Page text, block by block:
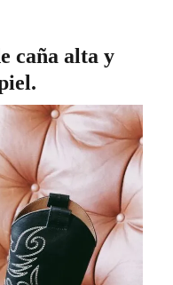
caña alta y